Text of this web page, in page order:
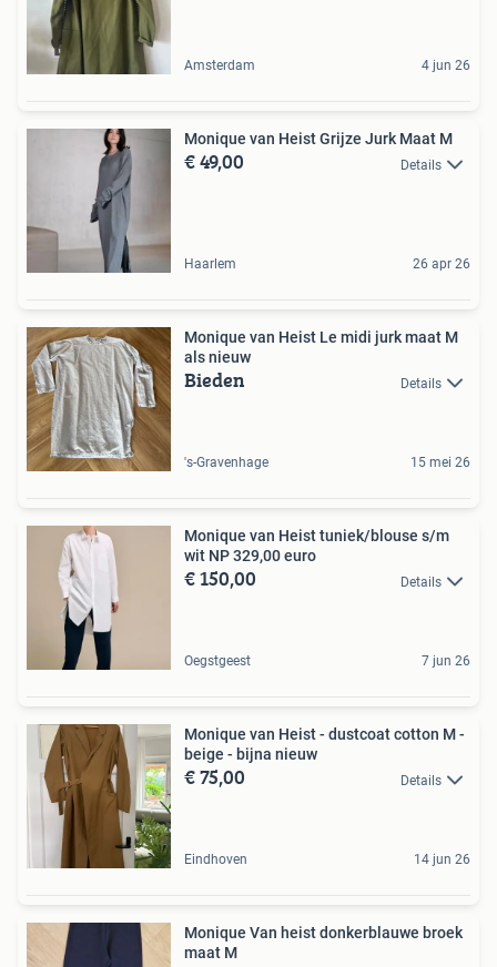
Amsterdam 4 jun 26
Monique van Heist Grijze Jurk Maat M
€ 49,00 Details
Haarlem 26 apr 26
Monique van Heist Le midi jurk maat M
als nieuw
Bieden Details
's-Gravenhage 15 mei 26
Monique van Heist tuniek/blouse s/m
wit NP 329,00 euro
€ 150,00 Details
Oegstgeest 7 jun 26
Monique van Heist - dustcoat cotton M -
beige - bijna nieuw
€ 75,00 Details
Eindhoven 14 jun 26
Monique Van heist donkerblauwe broek
maat M